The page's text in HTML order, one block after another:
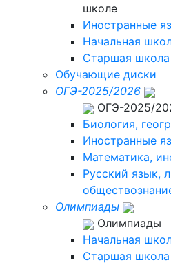
школе
Иностранные
Начальная
Старшая школа
Обучающие диски
ОГЭ-2025/2026
ОГЭ-2025/
Биология,
Иностранные
Математика,
Русский язык,
Олимпиады
Олимпиады
Начальная
Старшая школа